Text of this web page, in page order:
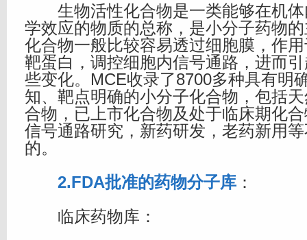
生物活性化合物是一类能够在机体
学效应的物质的总称，是小分子药物
化合物一般比较容易透过细胞膜，作
靶蛋白，调控细胞内信号通路，进而
些变化。MCE收录了8700多种具有明
知、靶点明确的小分子化合物，包括
合物，已上市化合物及处于临床期化
信号通路研究，新药研发，老药新用
的。
2.FDA批准的药物分子库 ：
临床药物库：